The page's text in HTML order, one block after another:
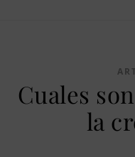
Cuales
la